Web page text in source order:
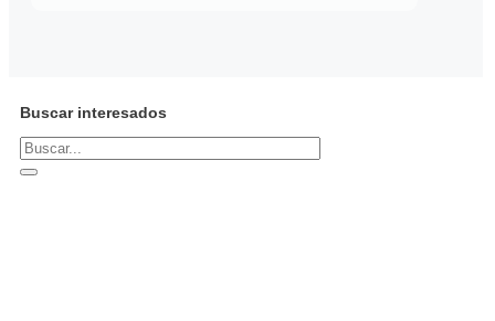
Buscar interesados
Buscar